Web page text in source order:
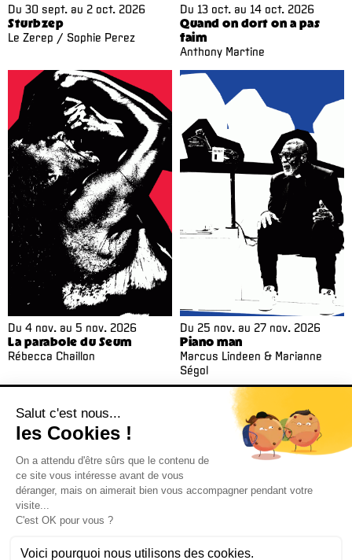
Du 30 sept. au 2 oct. 2026
Sturbzep
Le Zerep / Sophie Perez
Du 13 oct. au 14 oct. 2026
Quand on dort on a pas
faim
Anthony Martine
Du 4 nov. au 5 nov. 2026
La parabole du Seum
Rébecca Chaillon
Du 25 nov. au 27 nov. 2026
Piano man
Marcus Lindeen & Marianne
Ségol
> INFOS PRATIQUES > ABONNEMENT
Billetterie 02 38 81 01 00 (du mardi au vendredi de 14h à 18h)
Administration 02 38 62 15 55 –cdn@cdn-orleans.com
CDN Orléans / Centre-Val de Loire Boulevard Pierre Ségelle 45000 Orléans
Mentions légales
Email *